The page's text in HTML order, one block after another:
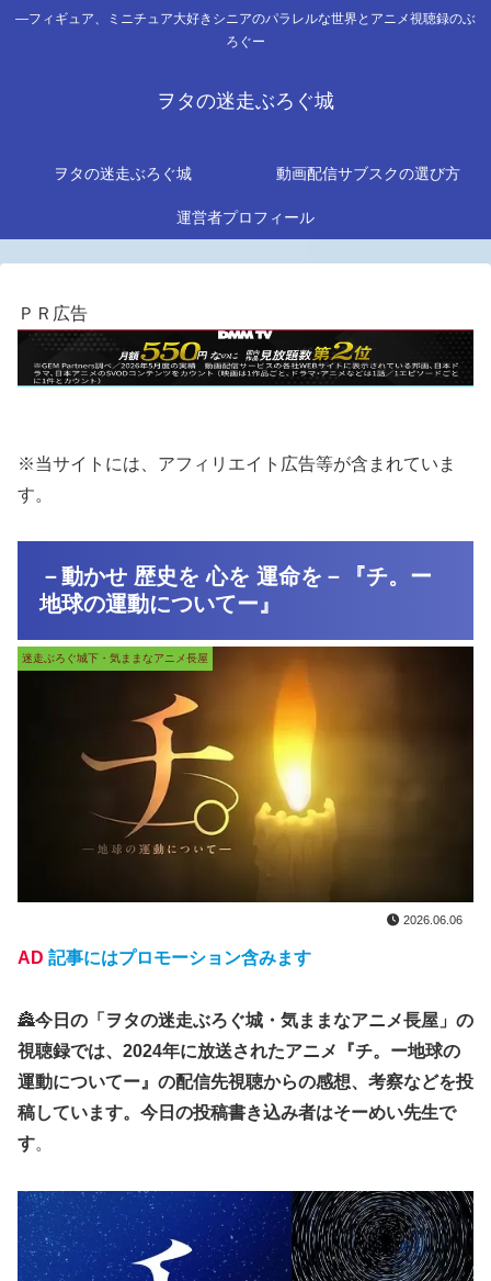
―フィギュア、ミニチュア大好きシニアのパラレルな世界とアニメ視聴録のぶ
ろぐー
ヲタの迷走ぶろぐ城
ヲタの迷走ぶろぐ城 動画配信サブスクの選び方
運営者プロフィール
ＰＲ広告
※当サイトには、アフィリエイト広告等が含まれていま
す。
－動かせ 歴史を 心を 運命を－『チ。ー
地球の運動についてー』
迷走ぶろぐ城下・気ままなアニメ長屋
2026.06.06
AD 記事にはプロモーション含みます
🏯今日の「ヲタの迷走ぶろぐ城・気ままなアニメ長屋」の
視聴録では、2024年に放送されたアニメ『チ。ー地球の
運動についてー』の配信先視聴からの感想、考察などを投
稿しています。今日の投稿書き込み者はそーめい先生で
す。